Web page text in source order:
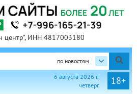
центр", ИНН 4817003180
по новостям
18+
6 августа 2026 г.
четверг